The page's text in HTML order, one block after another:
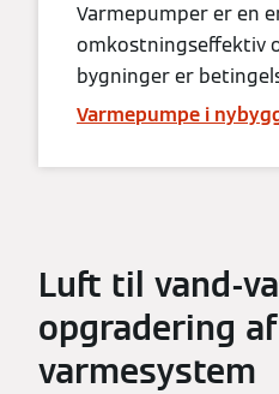
Varmepumper er en
omkostningseffektiv
bygninger er
Varmepumpe i
Luft til vand-
opgradering
varmesystem